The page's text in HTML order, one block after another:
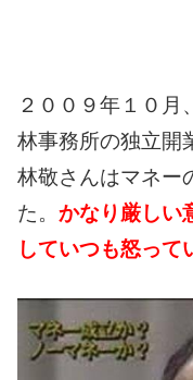
２００９年１０月
林事務所の独立開
林敬さんはマネー
た。 かなり厳しい
していつも怒って